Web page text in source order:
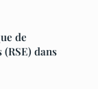
de
dans